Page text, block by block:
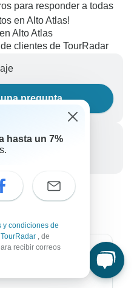
para responder a todas
en Alto Atlas!
Alto Atlas
clientes de TourRadar
pregunta
hasta un 7%
y condiciones de
, de
recibir correos